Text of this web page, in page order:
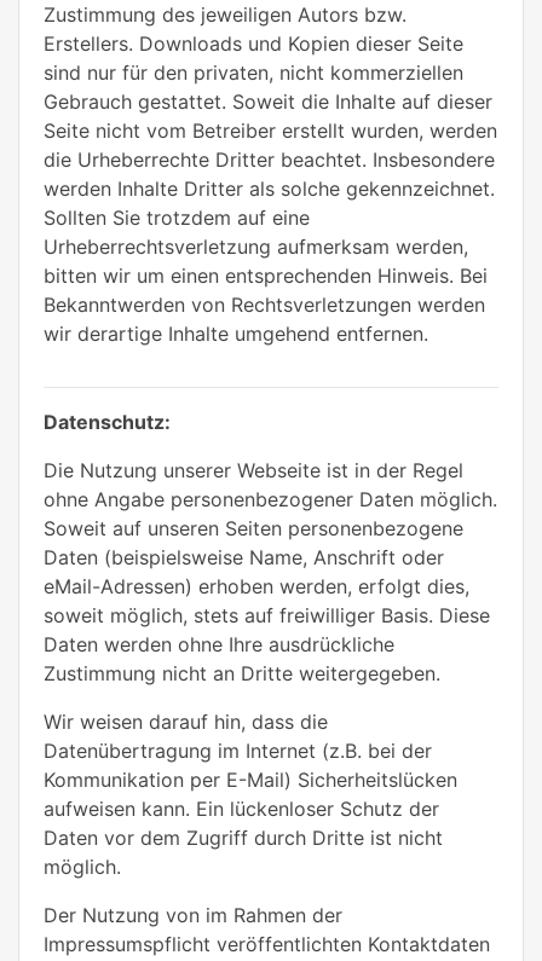
Zustimmung des jeweiligen Autors bzw.
Erstellers. Downloads und Kopien dieser Seite
sind nur für den privaten, nicht kommerziellen
Gebrauch gestattet. Soweit die Inhalte auf dieser
Seite nicht vom Betreiber erstellt wurden, werden
die Urheberrechte Dritter beachtet. Insbesondere
werden Inhalte Dritter als solche gekennzeichnet.
Sollten Sie trotzdem auf eine
Urheberrechtsverletzung aufmerksam werden,
bitten wir um einen entsprechenden Hinweis. Bei
Bekanntwerden von Rechtsverletzungen werden
wir derartige Inhalte umgehend entfernen.
Datenschutz:
Die Nutzung unserer Webseite ist in der Regel
ohne Angabe personenbezogener Daten möglich.
Soweit auf unseren Seiten personenbezogene
Daten (beispielsweise Name, Anschrift oder
eMail-Adressen) erhoben werden, erfolgt dies,
soweit möglich, stets auf freiwilliger Basis. Diese
Daten werden ohne Ihre ausdrückliche
Zustimmung nicht an Dritte weitergegeben.
Wir weisen darauf hin, dass die
Datenübertragung im Internet (z.B. bei der
Kommunikation per E-Mail) Sicherheitslücken
aufweisen kann. Ein lückenloser Schutz der
Daten vor dem Zugriff durch Dritte ist nicht
möglich.
Der Nutzung von im Rahmen der
Impressumspflicht veröffentlichten Kontaktdaten